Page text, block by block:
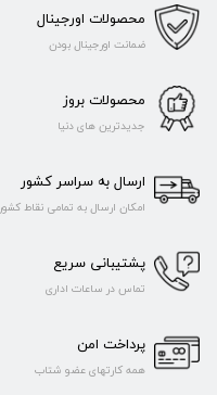
محصولات اورجینال
ضمانت اورجینال بودن
محصولات بروز
جدیدترین های دنیا
ارسال به سراسر کشور
امکان ارسال به تمامی نقاط کشور
پشتیبانی سریع
تماس در ساعات اداری
پرداخت امن
همه کارتهای عضو شتاب